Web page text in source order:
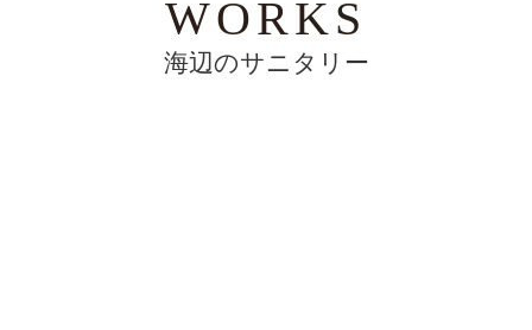
海辺のサニタリー